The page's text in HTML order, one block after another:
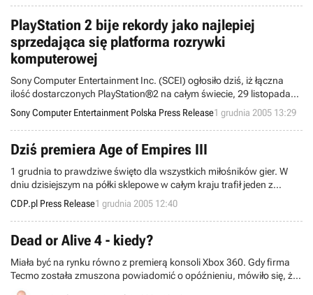
rozrywkowy produkt pt. Metal Shell z myślą o konsolach PS2, Xbox i
PSP. Jednakże plany programistów z antypodów uległy właśnie
pewnej zmianie.
PlayStation 2 bije rekordy jako najlepiej
sprzedająca się platforma rozrywki
komputerowej
Sony Computer Entertainment Inc. (SCEI) ogłosiło dziś, iż łączna
ilość dostarczonych PlayStation®2 na całym świecie, 29 listopada
2005 osiągnęła pułap 100 milionów sztuk, stając się jednocześnie
najszybciej sprzedającą się platformą komputerowej rozrywki.
Sony Computer Entertainment Polska Press Release1 grudnia 2005 13:29
Dziś premiera Age of Empires III
1 grudnia to prawdziwe święto dla wszystkich miłośników gier. W
dniu dzisiejszym na półki sklepowe w całym kraju trafił jeden z
najbardziej oczekiwanych tytułów roku - Age of Empires III!
CDP.pl Press Release1 grudnia 2005 12:40
Dead or Alive 4 - kiedy?
Miała być na rynku równo z premierą konsoli Xbox 360. Gdy firma
Tecmo została zmuszona powiadomić o opóźnieniu, mówiło się, że
zadebiutuje dziś. Później datę debiutu rynkowego przeniesiono na 6